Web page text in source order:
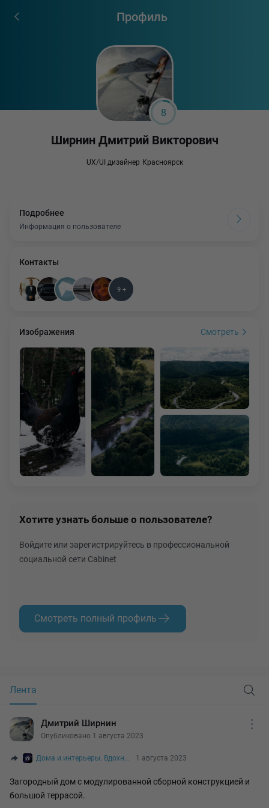
Профиль
8
Ширнин Дмитрий Викторович
UX/UI дизайнер Красноярск
Подробнее
Информация о пользователе
Контакты
9 +
Изображения Смотреть
Хотите узнать больше о пользователе?
Войдите или зарегистрируйтесь в профессиональной
социальной сети Cabinet
Смотреть полный профиль
Лента
Дмитрий Ширнин
Опубликовано 1 августа 2023
Дома и интерьеры. Вдохновение и стиль. 1 августа 2023
Загородный дом с модулированной сборной конструкцией и
большой террасой.